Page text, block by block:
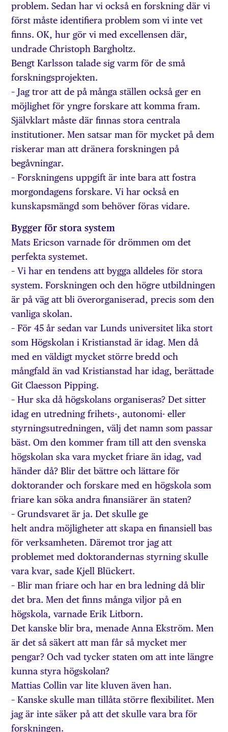
problem. Sedan har vi också en forskning där vi
först måste identifiera problem som vi inte vet
finns. OK, hur gör vi med excellensen där,
undrade Christoph Bargholtz.
Bengt Karlsson talade sig varm för de små
forskningsprojekten.
– Jag tror att de på många ställen också ger en
möjlighet för yngre forskare att komma fram.
Självklart måste där finnas stora centrala
institutioner. Men satsar man för mycket på dem
riskerar man att dränera forskningen på
begåvningar.
– Forskningens uppgift är inte bara att fostra
morgondagens forskare. Vi har också en
kunskapsmängd som behöver föras vidare.
Bygger för stora system
Mats Ericson varnade för drömmen om det
perfekta systemet.
– Vi har en tendens att bygga alldeles för stora
system. Forskningen och den högre utbildningen
är på väg att bli överorganiserad, precis som den
vanliga skolan.
– För 45 år sedan var Lunds universitet lika stort
som Högskolan i Kristianstad är idag. Men då
med en väldigt mycket större bredd och
mångfald än vad Kristianstad har idag, berättade
Git Claesson Pipping.
– Hur ska då högskolans organiseras? Det sitter
idag en utredning frihets-, autonomi- eller
styrningsutredningen, välj det namn som passar
bäst. Om den kommer fram till att den svenska
högskolan ska vara mycket friare än idag, vad
händer då? Blir det bättre och lättare för
doktorander och forskare med en högskola som
friare kan söka andra finansiärer än staten?
– Grundsvaret är ja. Det skulle ge
helt andra möjligheter att skapa en finansiell bas
för verksamheten. Däremot tror jag att
problemet med doktorandernas styrning skulle
vara kvar, sade Kjell Blückert.
– Blir man friare och har en bra ledning då blir
det bra. Men det finns många viljor på en
högskola, varnade Erik Litborn.
Det kanske blir bra, menade Anna Ekström. Men
är det så säkert att man får så mycket mer
pengar? Och vad tycker staten om att inte längre
kunna styra högskolan?
Mattias Collin var lite kluven även han.
– Kanske skulle man tillåta större flexibilitet. Men
jag är inte säker på att det skulle vara bra för
forskningen.